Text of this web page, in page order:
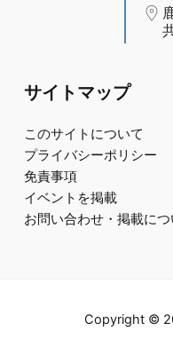
サイトマップ
このサイトについて
プライバシーポリシー
免責事項
イベントを掲載
お問い合わせ・掲載につ
Copyright ©